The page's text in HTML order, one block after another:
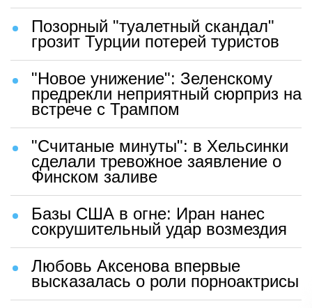
Позорный "туалетный скандал"
грозит Турции потерей туристов
"Новое унижение": Зеленскому
предрекли неприятный сюрприз на
встрече с Трампом
"Считаные минуты": в Хельсинки
сделали тревожное заявление о
Финском заливе
Базы США в огне: Иран нанес
сокрушительный удар возмездия
Любовь Аксенова впервые
высказалась о роли порноактрисы